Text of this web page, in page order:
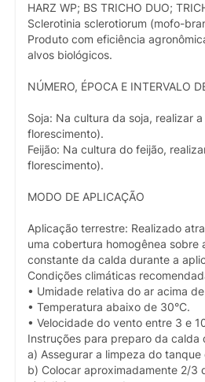
HARZ WP; BS TRICHO DUO;
Sclerotinia sclerotiorum (mofo-
Produto com eficiência
alvos biológicos.
NÚMERO, ÉPOCA E INTERVALO
Soja: Na cultura da soja, realizar
florescimento).
Feijão: Na cultura do feijão,
florescimento).
MODO DE APLICAÇÃO
Aplicação terrestre: Realizado
uma cobertura homogênea
constante da calda durante a
Condições climáticas
• Umidade relativa do ar acima
• Temperatura abaixo de 30°C.
• Velocidade do vento entre 3 e
Instruções para preparo da calda
a) Assegurar a limpeza do
b) Colocar aproximadamente 2/3